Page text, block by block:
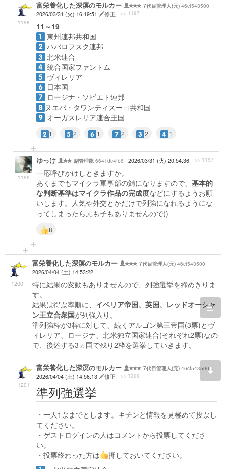
1198
富栄養化した深溟のモルカー 7代目管理人(元) 46cf543500
2026/03/31 (火) 16:19:51
修正 >> 1197
11～19
東州連邦共和国
ハバロフスク連邦
北米連合
統合国家ファントム
ヴィレリア
日本国
ロージナ・ソビエト連邦
ヌエバ・タワンティスーヨ共和国
オーガスレリア連合王国
1 2 1 2 2 1
1199
ゆっけ 副管理龍 6641dc4fb6 2026/03/31 (火) 20:54:36 >> 1197
一応呼びかけしときますか。
あくまでもマイクラ軍事部の鯖になりますので、 基本的
な判断基準はマイクラ作品の完成度などにするようお願
いします。人気や外交とかだけで列強になれるようにな
ってしまったら元も子もありませんので()
8
1200
富栄養化した深溟のモルカー 7代目管理人(元) 46cf543500
2026/04/04 (土) 14:53:22
特に結果の変動もありませんので、列強選挙を締めきりま
す。
結果は得票率順に、 イベリア帝国、英国、レッドオーシャ
ン王立合衆国が列強入り。
準列強枠が3枠に対して、続くアルゴン第三帝国(3票)とヴ
ィレリア、ロージナ、北米独立国家連合(それぞれ2票)なの
で、後述する3ヵ国で残り2枠を選挙していきます。
1201
富栄養化した深溟のモルカー 7代目管理人(元) 46cf543500
2026/04/04 (土) 14:56:13
修正 >> 1200
準列強選挙
・一人1票までとします。キチンと情報を見極めて投票し
てください。
・ゲストログインの人はコメントから投票してくださ
い。
・投票終わった方は
押しておいてください。